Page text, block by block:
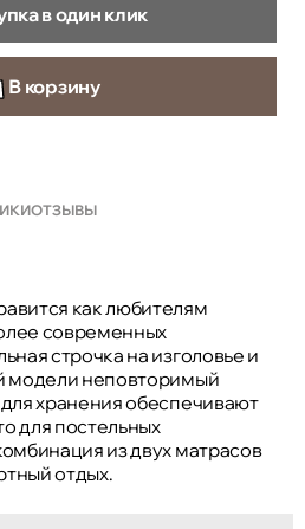
в один клик
В корзину
ОТЗЫВЫ
как любителям
современных
строчка на изголовье и
модели неповторимый
хранения обеспечивают
для постельных
из двух матрасов
отдых.